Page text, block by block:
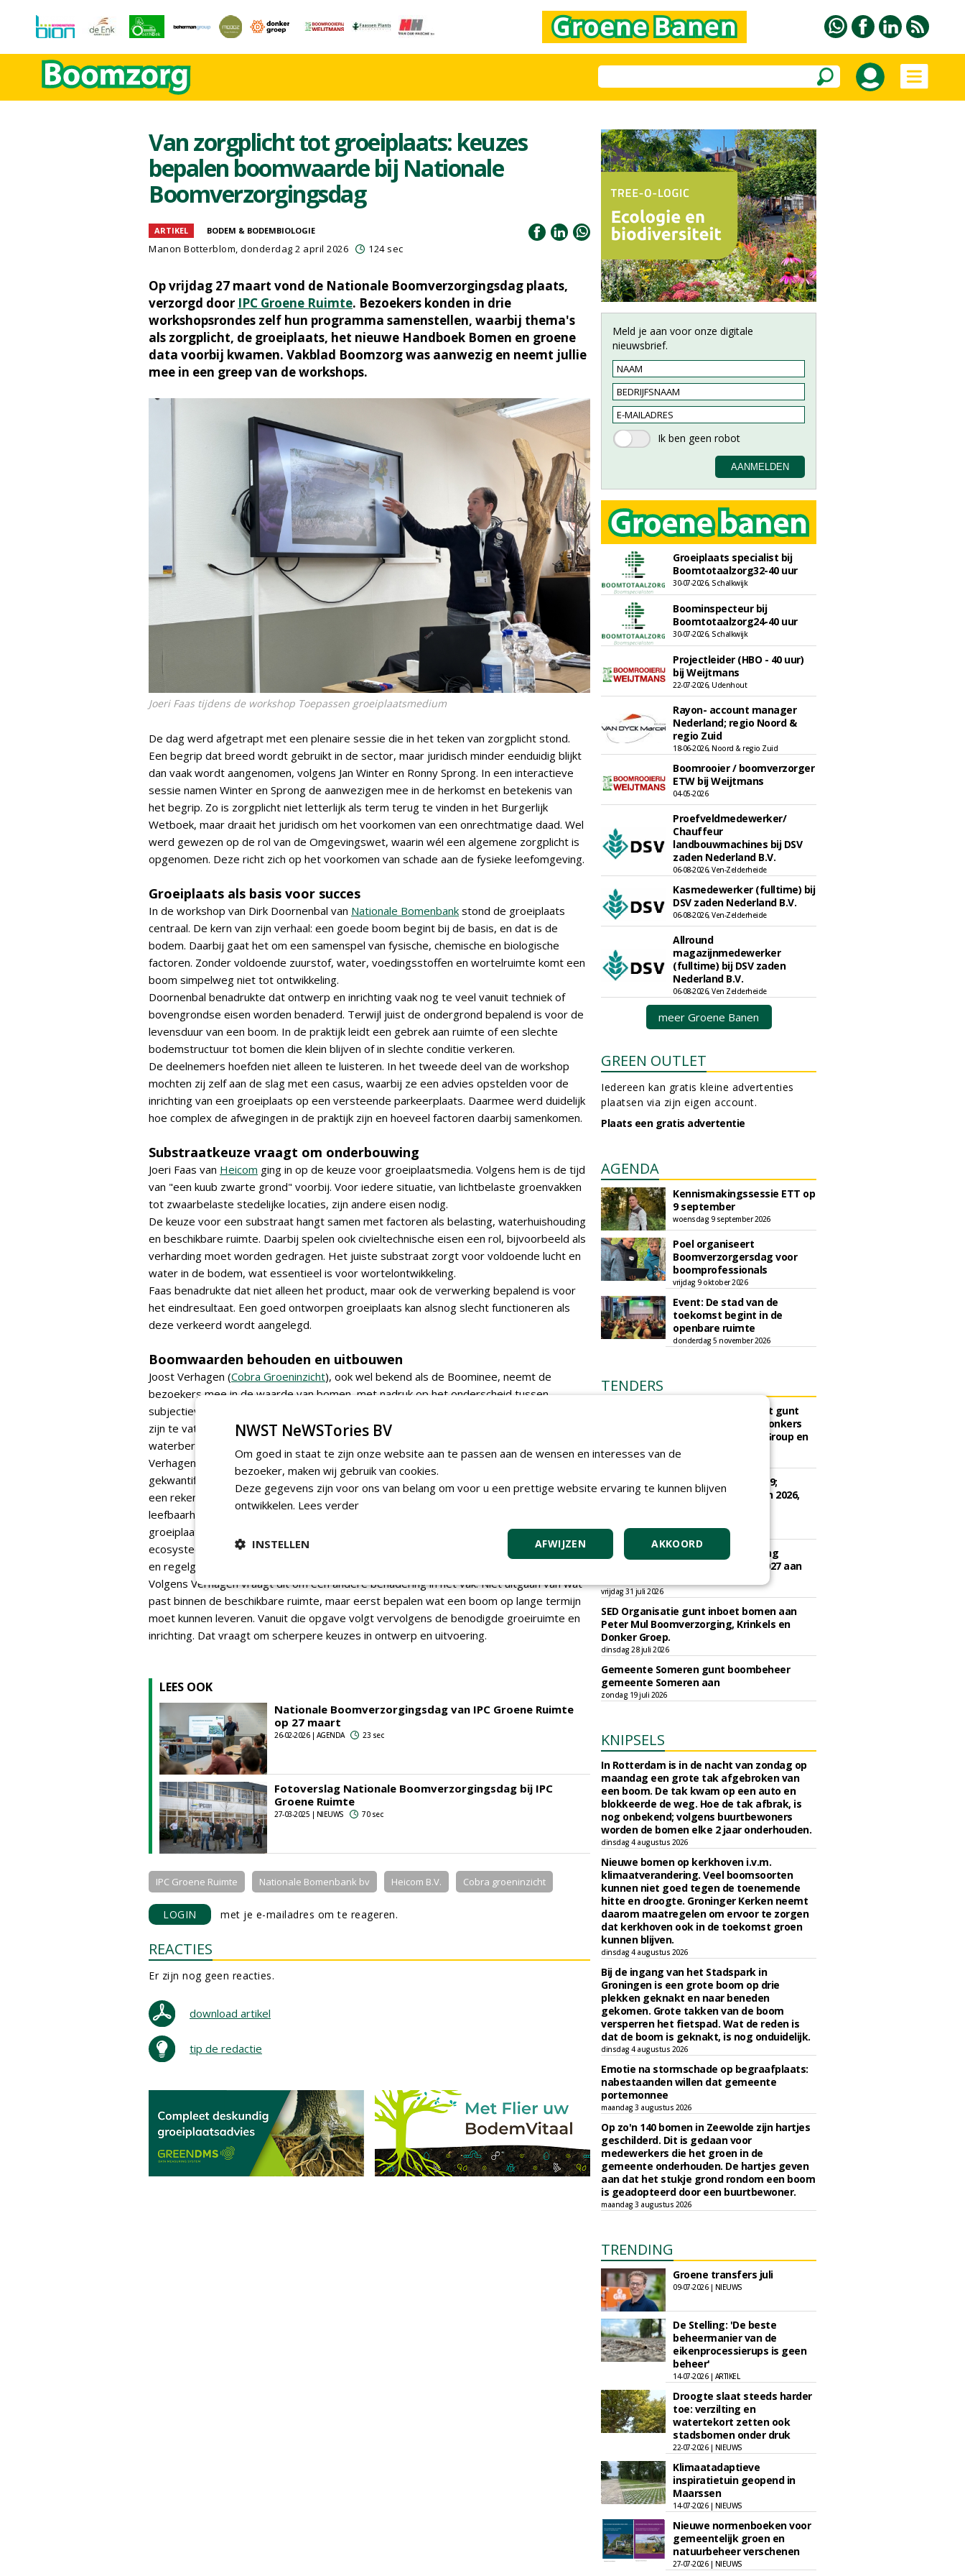
Van zorgplicht tot groeiplaats: keuzes
bepalen boomwaarde bij Nationale
Boomverzorgingsdag
ARTIKEL BODEM & BODEMBIOLOGIE
Manon Botterblom, donderdag 2 april 2026 124 sec
Op vrijdag 27 maart vond de Nationale Boomverzorgingsdag plaats,
verzorgd door IPC Groene Ruimte. Bezoekers konden in drie
workshopsrondes zelf hun programma samenstellen, waarbij thema's
als zorgplicht, de groeiplaats, het nieuwe Handboek Bomen en groene
data voorbij kwamen. Vakblad Boomzorg was aanwezig en neemt jullie
mee in een greep van de workshops.
Joeri Faas tijdens de workshop Toepassen groeiplaatsmedium
De dag werd afgetrapt met een plenaire sessie die in het teken van zorgplicht stond.
Een begrip dat breed wordt gebruikt in de sector, maar juridisch minder eenduidig blijkt
dan vaak wordt aangenomen, volgens Jan Winter en Ronny Sprong. In een interactieve
sessie namen Winter en Sprong de aanwezigen mee in de herkomst en betekenis van
het begrip. Zo is zorgplicht niet letterlijk als term terug te vinden in het Burgerlijk
Wetboek, maar draait het juridisch om het voorkomen van een onrechtmatige daad. Wel
werd gewezen op de rol van de Omgevingswet, waarin wél een algemene zorgplicht is
opgenomen. Deze richt zich op het voorkomen van schade aan de fysieke leefomgeving.
Groeiplaats als basis voor succes
In de workshop van Dirk Doornenbal van Nationale Bomenbank stond de groeiplaats
centraal. De kern van zijn verhaal: een goede boom begint bij de basis, en dat is de
bodem. Daarbij gaat het om een samenspel van fysische, chemische en biologische
factoren. Zonder voldoende zuurstof, water, voedingsstoffen en wortelruimte komt een
boom simpelweg niet tot ontwikkeling.
Doornenbal benadrukte dat ontwerp en inrichting vaak nog te veel vanuit techniek of
bovengrondse eisen worden benaderd. Terwijl juist de ondergrond bepalend is voor de
levensduur van een boom. In de praktijk leidt een gebrek aan ruimte of een slechte
bodemstructuur tot bomen die klein blijven of in slechte conditie verkeren.
De deelnemers hoefden niet alleen te luisteren. In het tweede deel van de workshop
mochten zij zelf aan de slag met een casus, waarbij ze een advies opstelden voor de
inrichting van een groeiplaats op een versteende parkeerplaats. Daarmee werd duidelijk
hoe complex de afwegingen in de praktijk zijn en hoeveel factoren daarbij samenkomen.
Substraatkeuze vraagt om onderbouwing
Joeri Faas van Heicom ging in op de keuze voor groeiplaatsmedia. Volgens hem is de tijd
van "een kuub zwarte grond" voorbij. Voor iedere situatie, van lichtbelaste groenvakken
tot zwaarbelaste stedelijke locaties, zijn andere eisen nodig.
De keuze voor een substraat hangt samen met factoren als belasting, waterhuishouding
en beschikbare ruimte. Daarbij spelen ook civieltechnische eisen een rol, bijvoorbeeld als
verharding moet worden gedragen. Het juiste substraat zorgt voor voldoende lucht en
water in de bodem, wat essentieel is voor wortelontwikkeling.
Faas benadrukte dat niet alleen het product, maar ook de verwerking bepalend is voor
het eindresultaat. Een goed ontworpen groeiplaats kan alsnog slecht functioneren als
deze verkeerd wordt aangelegd.
Boomwaarden behouden en uitbouwen
Joost Verhagen (Cobra Groeninzicht), ook wel bekend als de Boominee, neemt de
bezoekers mee in de waarde van bomen, met nadruk op het onderscheid tussen
subjectieve en objectief meetbare waarden. Waar beleving en gebruik moeilijk in cijfers
zijn te vatten, zijn ecosysteemdiensten dat steeds beter. Denk aan CO2-opslag,
waterberging, schaduwwerking en luchtzuivering.
Verhagen liet zien dat deze ecosysteemdiensten in toenemende mate worden
gekwantificeerd, bijvoorbeeld op basis van kroonvolume of biomassa. Daarmee ontstaat
een rekenkundige onderbouwing van de bijdrage van bomen aan klimaatadaptatie en
leefbaarheid. Tegelijkertijd wringt dat met de praktijk. Bomen krijgen vaak een beperkte
groeiplaats mee, waardoor het potentiële kroonvolume, en daarmee de
ecosysteemdiensten, niet worden gehaald. Ontwerpkeuzes, ondergrondse beperkingen
en regelgeving spelen daarin een grote rol.
Volgens Verhagen vraagt dit om een andere benadering in het vak. Niet uitgaan van wat
past binnen de beschikbare ruimte, maar eerst bepalen wat een boom op lange termijn
moet kunnen leveren. Vanuit die opgave volgt vervolgens de benodigde groeiruimte en
inrichting. Dat vraagt om scherpere keuzes in ontwerp en uitvoering.
LEES OOK
Nationale Boomverzorgingsdag van IPC Groene Ruimte
op 27 maart
26-02-2026 | AGENDA 23 sec
Fotoverslag Nationale Boomverzorgingsdag bij IPC
Groene Ruimte
27-03-2025 | NIEUWS 70 sec
IPC Groene Ruimte Nationale Bomenbank bv Heicom B.V. Cobra groeninzicht
LOGIN met je e-mailadres om te reageren.
REACTIES
Er zijn nog geen reacties.
download artikel
tip de redactie
Meld je aan voor onze digitale
nieuwsbrief.
Groeiplaats specialist bij
Boomtotaalzorg32-40 uur
30-07-2026, Schalkwijk
Boominspecteur bij
Boomtotaalzorg24-40 uur
30-07-2026, Schalkwijk
Projectleider (HBO - 40 uur)
bij Weijtmans
22-07-2026, Udenhout
Rayon- account manager
Nederland; regio Noord &
regio Zuid
18-06-2026, Noord & regio Zuid
Boomrooier / boomverzorger
ETW bij Weijtmans
04-05-2026
Proefveldmedewerker/
Chauffeur
landbouwmachines bij DSV
zaden Nederland B.V.
06-08-2026, Ven-Zelderheide
Kasmedewerker (fulltime) bij
DSV zaden Nederland B.V.
06-08-2026, Ven-Zelderheide
Allround
magazijnmedewerker
(fulltime) bij DSV zaden
Nederland B.V.
06-08-2026, Ven Zelderheide
meer Groene Banen
GREEN OUTLET
Iedereen kan gratis kleine advertenties
plaatsen via zijn eigen account.
Plaats een gratis advertentie
AGENDA
Kennismakingssessie ETT op
9 september
woensdag 9 september 2026
Poel organiseert
Boomverzorgersdag voor
boomprofessionals
vrijdag 9 oktober 2026
Event: De stad van de
toekomst begint in de
openbare ruimte
donderdag 5 november 2026
TENDERS
Academisch Ziekenhuis Maastricht gunt
onderhoud terreinen MUMC+ aan Jonkers
Hoveniers, Dolmans Landscaping Group en
Infracilities
Provincie Drenthe gunt bestek 1879;
onderhoud bomen en beplantingen 2026,
zondag 2 augustus 2026
Gemeente Woerden gunt uitvoering
boomvervangingsopgave 2026 - 2027 aan
vrijdag 31 juli 2026
SED Organisatie gunt inboet bomen aan
Peter Mul Boomverzorging, Krinkels en
Donker Groep.
dinsdag 28 juli 2026
Gemeente Someren gunt boombeheer
gemeente Someren aan
zondag 19 juli 2026
KNIPSELS
In Rotterdam is in de nacht van zondag op
maandag een grote tak afgebroken van
een boom. De tak kwam op een auto en
blokkeerde de weg. Hoe de tak afbrak, is
nog onbekend; volgens buurtbewoners
worden de bomen elke 2 jaar onderhouden.
dinsdag 4 augustus 2026
Nieuwe bomen op kerkhoven i.v.m.
klimaatverandering. Veel boomsoorten
kunnen niet goed tegen de toenemende
hitte en droogte. Groninger Kerken neemt
daarom maatregelen om ervoor te zorgen
dat kerkhoven ook in de toekomst groen
kunnen blijven.
dinsdag 4 augustus 2026
Bij de ingang van het Stadspark in
Groningen is een grote boom op drie
plekken geknakt en naar beneden
gekomen. Grote takken van de boom
versperren het fietspad. Wat de reden is
dat de boom is geknakt, is nog onduidelijk.
dinsdag 4 augustus 2026
Emotie na stormschade op begraafplaats:
nabestaanden willen dat gemeente
portemonnee
maandag 3 augustus 2026
Op zo'n 140 bomen in Zeewolde zijn hartjes
geschilderd. Dit is gedaan voor
medewerkers die het groen in de
gemeente onderhouden. De hartjes geven
aan dat het stukje grond rondom een boom
is geadopteerd door een buurtbewoner.
maandag 3 augustus 2026
TRENDING
Groene transfers juli
09-07-2026 | NIEUWS
De Stelling: 'De beste
beheermanier van de
eikenprocessierups is geen
beheer'
14-07-2026 | ARTIKEL
Droogte slaat steeds harder
toe: verzilting en
watertekort zetten ook
stadsbomen onder druk
22-07-2026 | NIEUWS
Klimaatadaptieve
inspiratietuin geopend in
Maarssen
14-07-2026 | NIEUWS
Nieuwe normenboeken voor
gemeentelijk groen en
natuurbeheer verschenen
27-07-2026 | NIEUWS
NWST NeWSTories BV
Om goed in staat te zijn onze website aan te passen aan de wensen en interesses van de
bezoeker, maken wij gebruik van cookies.
Deze gegevens zijn voor ons van belang om voor u een prettige website ervaring te kunnen blijven
ontwikkelen. Lees verder
AKKOORD
AFWIJZEN
INSTELLEN